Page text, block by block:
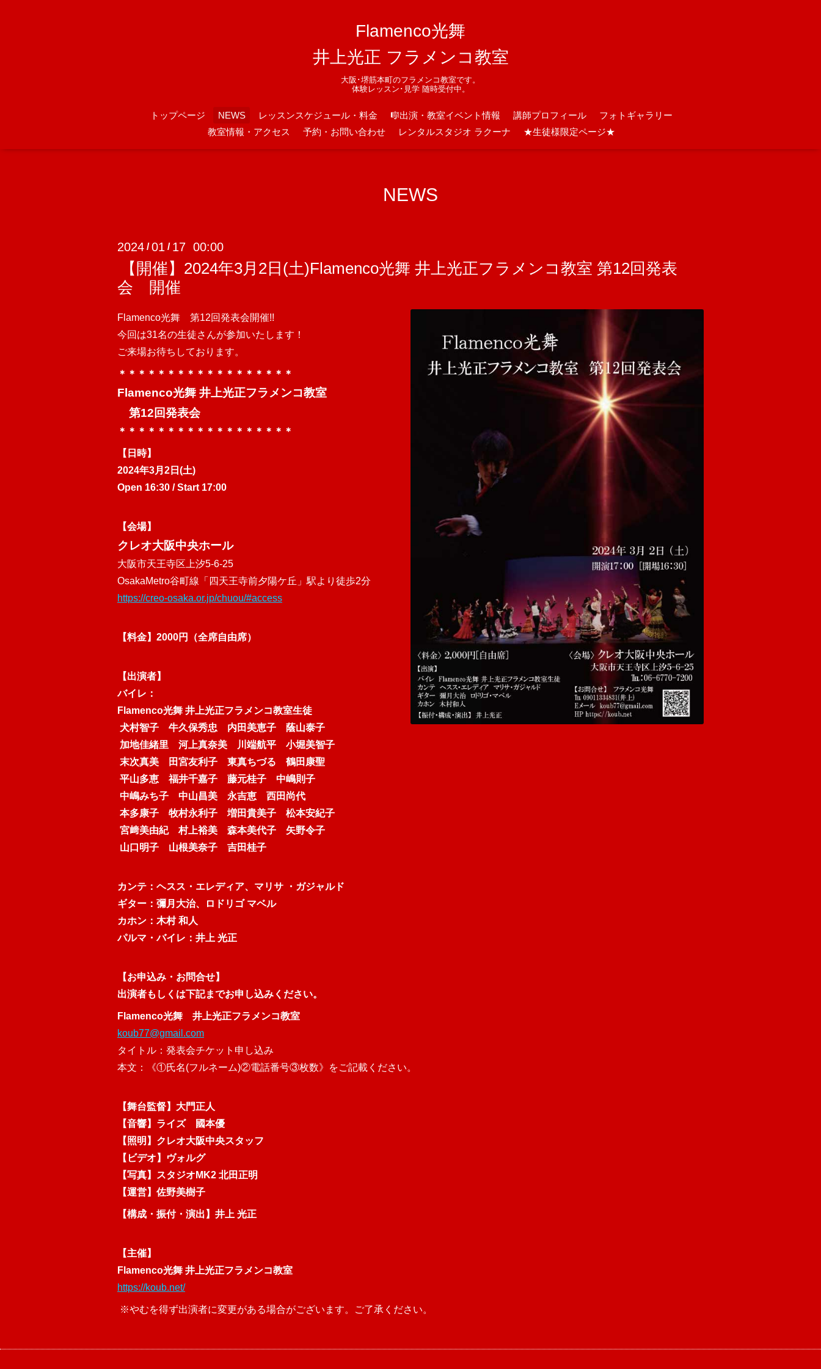
Flamenco光舞
井上光正 フラメンコ教室
大阪･堺筋本町のフラメンコ教室です。
体験レッスン･見学 随時受付中。
トップページ NEWS レッスンスケジュール・料金 🎼出演・教室イベント情報 講師プロフィール
フォトギャラリー
教室情報・アクセス
予約・お問い合わせ レンタルスタジオ ラクーナ ★生徒様限定ページ★
NEWS
2024 /01 / 17 00:00
【開催】2024年3月2日(土)Flamenco光舞 井上光正フラメンコ教室 第12回発表
会 開催
Flamenco光舞 第12回発表会開催!!
今回は31名の生徒さんが参加いたします！
ご来場お待ちしております。
＊＊＊＊＊＊＊＊＊＊＊＊＊＊＊＊＊＊
Flamenco光舞 井上光正フラメンコ教室
第12回発表会
＊＊＊＊＊＊＊＊＊＊＊＊＊＊＊＊＊＊
【日時】
2024年3月2日(土)
Open 16:30 / Start 17:00
【会場】
クレオ大阪中央ホール
大阪市天王寺区上汐5-6-25
OsakaMetro谷町線「四天王寺前夕陽ケ丘」駅より徒歩2分
https://creo-osaka.or.jp/chuou/#access
【料金】2000円（全席自由席）
【出演者】
バイレ：
Flamenco光舞 井上光正フラメンコ教室生徒
犬村智子 牛久保秀忠 内田美恵子 蔭山泰子
加地佳緒里 河上真奈美 川端航平 小堀美智子
末次真美
田宮友利子 東真ちづる 鶴田康聖
平山多恵福井千嘉子 藤元桂子 中嶋則子
中嶋みち子 中山昌美 永吉恵 西田尚代
本多康子 牧村永利子 増田貴美子 松本安紀子
宮﨑美由紀村上裕美 森本美代子 矢野令子
山口明子 山根美奈子 吉田桂子
カンテ：ヘスス・エレディア、マリサ ・ガジャルド
ギター：彌月大治、ロドリゴ マベル
カホン：木村 和人
パルマ・バイレ ：井上 光正
【お申込み・お問合せ】
出演者もしくは下記までお申し込みください。
Flamenco光舞 井上光正フラメンコ教室
koub77@gmail.com
タイトル：発表会チケット申し込み
本文：《①氏名(フルネーム)②電話番号③枚数》をご記載ください。
【舞台監督】大門正人
【音響】ライズ 國本優
【照明】クレオ大阪中央スタッフ
【ビデオ】ヴォルグ
【写真】スタジオMK2 北田正明
【運営】佐野美樹子
【構成・振付・演出】井上 光正
【主催】
Flamenco光舞 井上光正フラメンコ教室
https://koub.net/
※やむを得ず出演者に変更がある場合がございます。ご了承ください。